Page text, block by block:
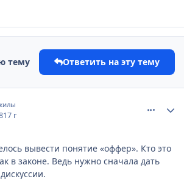
тему Ответить на эту тему
17 г
вывести понятие «оффер». Кто это
в законе. Ведь нужно сначала дать